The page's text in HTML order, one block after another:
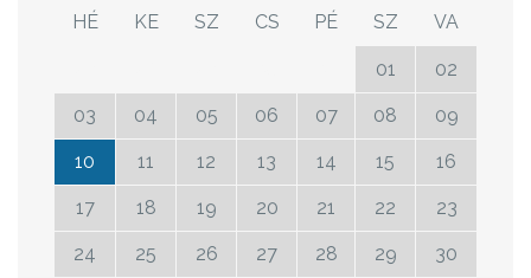
HÉ KE SZ CS PÉ SZ VA
01 02
03 04 05 06 07 08 09
10 11 12 13 14 15 16
17 18 19 20 21 22 23
24 25 26 27 28 29 30